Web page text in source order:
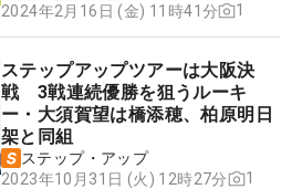
2024年2月16日 (金) 11時41分
1
ステップアップツアーは大阪決
戦 3戦連続優勝を狙うルーキ
ー・大須賀望は橋添穂、柏原明日
架と同組
ステップ・アップ
2023年10月31日 (火) 12時27分
1